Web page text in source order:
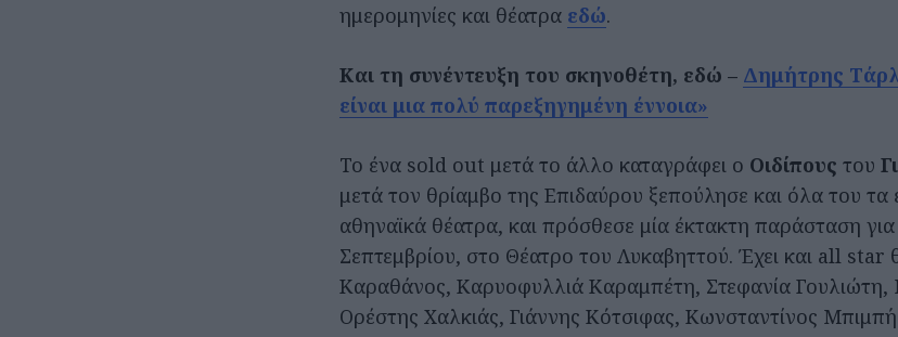
ημερομηνίες και θέατρα εδώ.
Και τη συνέντευξη του σκηνοθέτη, εδώ – Δημήτρης
είναι μια πολύ παρεξηγημένη έννοια»
Το ένα sold out μετά το άλλο καταγράφει ο Οιδίπους του
μετά τον θρίαμβο της Επιδαύρου ξεπούλησε και όλα του τα
αθηναϊκά θέατρα, και πρόσθεσε μία έκτακτη παράσταση
Σεπτεμβρίου, στο Θέατρο του Λυκαβηττού. Έχει και all star
Καραθάνος, Καρυοφυλλιά Καραμπέτη, Στεφανία Γουλιώτη,
Ορέστης Χαλκιάς, Γιάννης Κότσιφας, Κωνσταντίνος